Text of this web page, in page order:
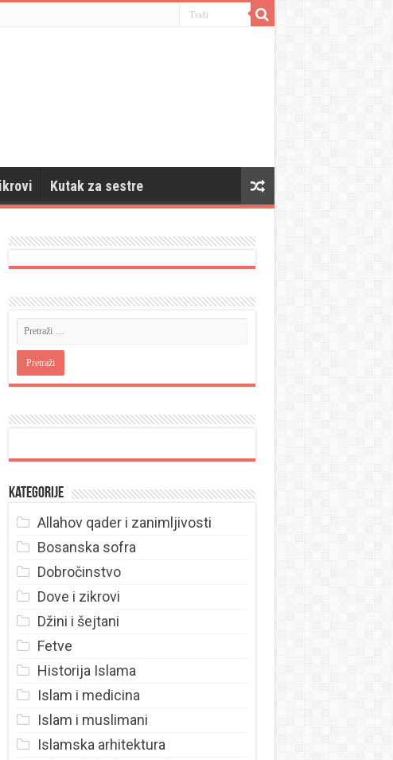
Kutak za sestre
Kategorije
Allahov qader i zanimljivosti
Bosanska sofra
Dobročinstvo
Dove i zikrovi
Džini i šejtani
Fetve
Historija Islama
Islam i medicina
Islam i muslimani
Islamska arhitektura